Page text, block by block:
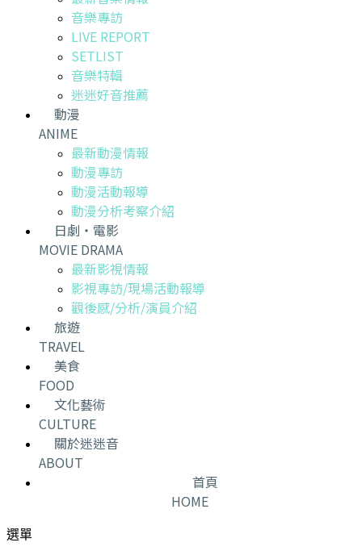
音樂專訪
LIVE REPORT
SETLIST
音樂特輯
迷迷好音推薦
動漫
ANIME
最新動漫情報
動漫專訪
動漫活動報導
動漫分析考察介紹
日劇・電影
MOVIE DRAMA
最新影視情報
影視專訪/現場活動報導
觀後感/分析/演員介紹
旅遊
TRAVEL
美食
FOOD
文化藝術
CULTURE
關於迷迷音
ABOUT
首頁
HOME
選單